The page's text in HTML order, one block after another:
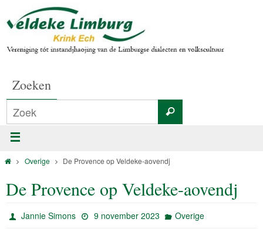
Zoeken
Overige De Provence op Veldeke-aovendj
De Provence op Veldeke-aovendj
Jannie Simons 9 november 2023 Overige